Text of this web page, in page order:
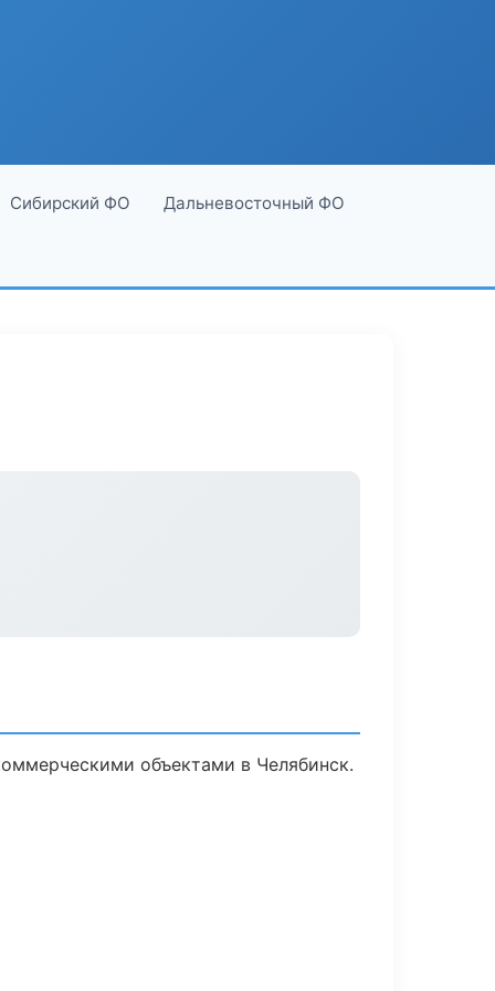
Сибирский ФО Дальневосточный ФО
объектами в Челябинск.